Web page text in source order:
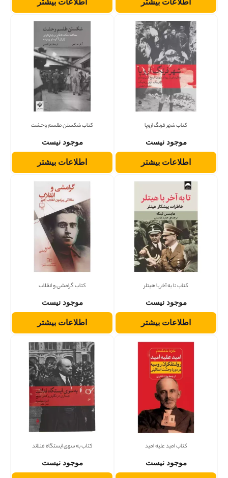
اطلاعات بیشتر اطلاعات بیشتر
کتاب شهر فرنگ اروپا
موجود نیست
اطلاعات بیشتر
کتاب شکستن طلسم وحشت
موجود نیست
اطلاعات بیشتر
کتاب تا به آخر با هیتلر
موجود نیست
اطلاعات بیشتر
کتاب گرامشی و انقلاب
موجود نیست
اطلاعات بیشتر
کتاب امید علیه امید
موجود نیست
کتاب به سوی ایستگاه فنلاند
موجود نیست